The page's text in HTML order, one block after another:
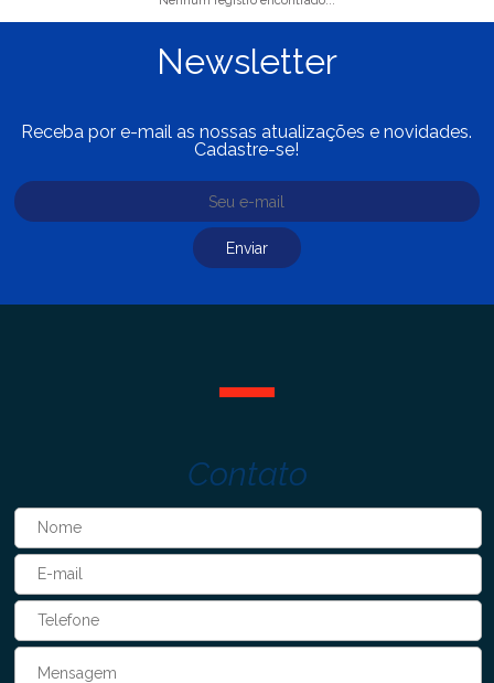
Newsletter
Receba por e-mail as nossas atualizações e novidades.
Cadastre-se!
Contato